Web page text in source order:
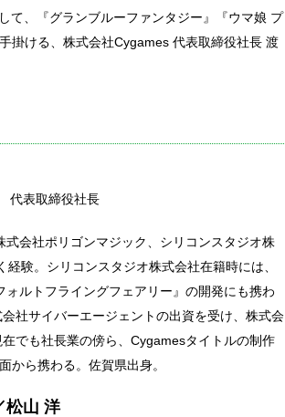
て、『グランブルーファンタジー』『ウマ娘 プ
掛ける、株式会社Cygames 代表取締役社長 渡
代表取締役社長
式会社ポリゴンマジック、シリコンスタジオ株
経験。シリコンスタジオ株式会社在籍時には、
ォルトフライングフェアリー』の開発にも携わ
社サイバーエージェントの出資を受け、株式会
でも社長業の傍ら、Cygamesタイトルの制作
から携わる。佐賀県出身。
松山 洋